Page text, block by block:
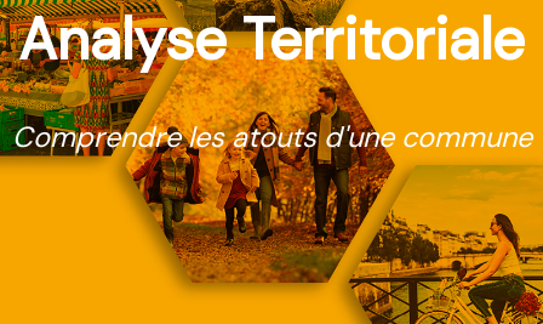
Analyse Territoriale
Comprendre les atouts d'une commune